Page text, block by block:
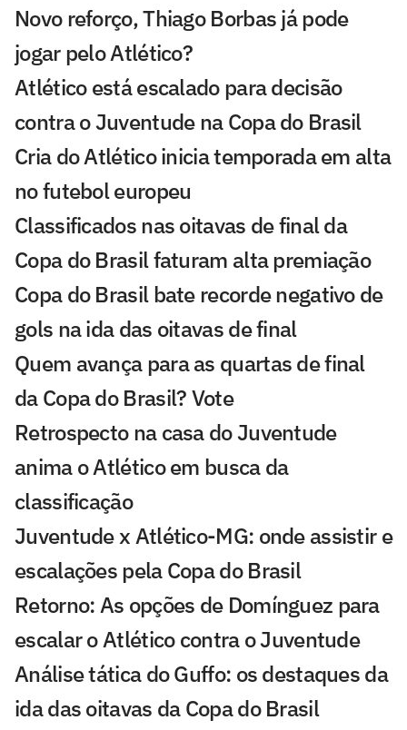
Novo reforço, Thiago Borbas já pode
jogar pelo Atlético?
Atlético está escalado para decisão
contra o Juventude na Copa do Brasil
Cria do Atlético inicia temporada em alta
no futebol europeu
Classificados nas oitavas de final da
Copa do Brasil faturam alta premiação
Copa do Brasil bate recorde negativo de
gols na ida das oitavas de final
Quem avança para as quartas de final
da Copa do Brasil? Vote
Retrospecto na casa do Juventude
anima o Atlético em busca da
classificação
Juventude x Atlético-MG: onde assistir e
escalações pela Copa do Brasil
Retorno: As opções de Domínguez para
escalar o Atlético contra o Juventude
Análise tática do Guffo: os destaques da
ida das oitavas da Copa do Brasil